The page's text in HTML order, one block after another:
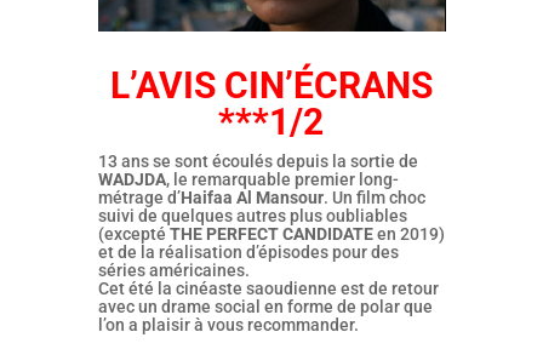
L’AVIS CIN’ÉCRANS
***1/2
13 ans se sont écoulés depuis la sortie de
WADJDA, le remarquable premier long-
métrage d’Haifaa Al Mansour. Un film choc
suivi de quelques autres plus oubliables
(excepté THE PERFECT CANDIDATEen 2019)
et de la réalisation d’épisodes pour des
séries américaines.
Cet été la cinéaste saoudienne est de retour
avec un drame social en forme de polar que
l’on a plaisir à vous recommander.